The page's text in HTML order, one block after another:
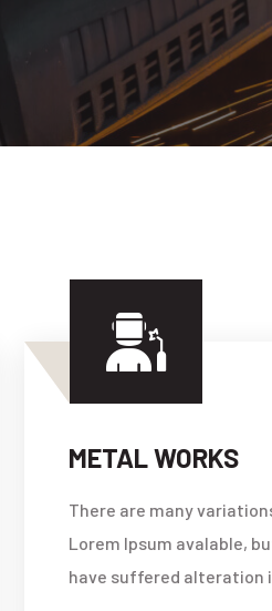
CUSTOM
There are many
Lorem Ipsum avalable,
have suffered